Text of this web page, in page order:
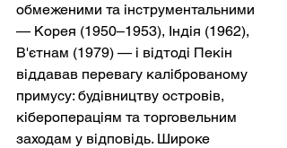
обмеженими та інструментальними
— Корея (1950–1953), Індія (1962),
В'єтнам (1979) — і відтоді Пекін
віддавав перевагу каліброваному
примусу: будівництву островів,
кіберопераціям та торговельним
заходам у відповідь. Широке